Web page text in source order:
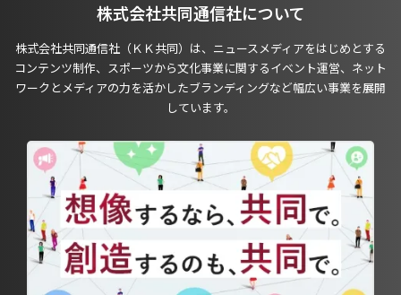
株式会社共同通信社について
株式会社共同通信社（ＫＫ共同）は、ニュースメディアをはじめとする
コンテンツ制作、スポーツから文化事業に関するイベント運営、ネット
ワークとメディアの力を活かしたブランディングなど幅広い事業を展開
しています。